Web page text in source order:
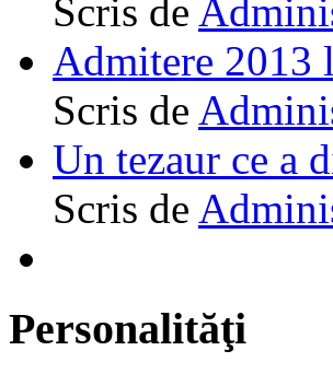
Scris de
Admitere 2013
Scris de
Un tezaur ce a
Scris de
Personalităţi